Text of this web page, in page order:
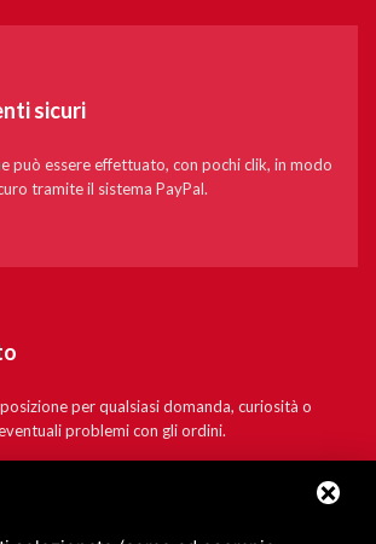
sicuri
può essere effettuato, con pochi clik, in modo
tramite il sistema PayPal.
per qualsiasi domanda, curiosità o
problemi con gli ordini.